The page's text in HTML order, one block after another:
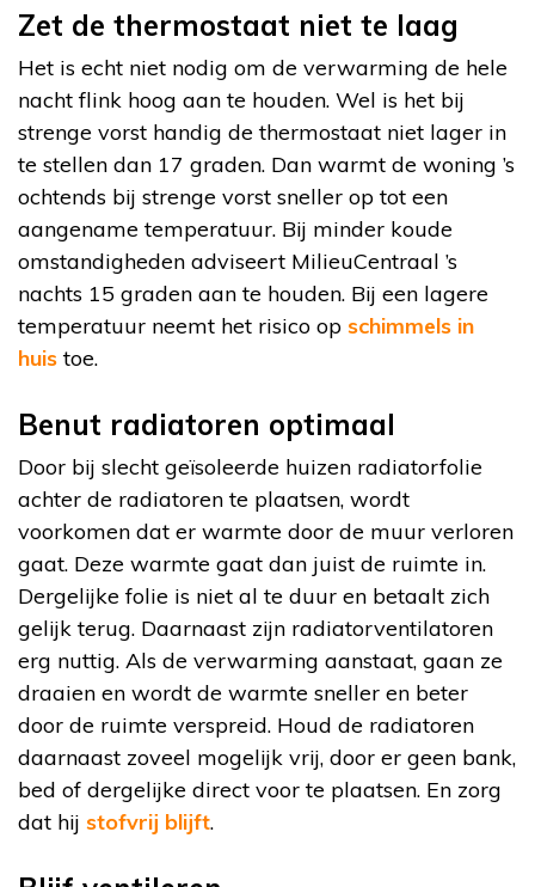
Zet de thermostaat niet te laag
Het is echt niet nodig om de verwarming de hele
nacht flink hoog aan te houden. Wel is het bij
strenge vorst handig de thermostaat niet lager in
te stellen dan 17 graden. Dan warmt de woning ’s
ochtends bij strenge vorst sneller op tot een
aangename temperatuur. Bij minder koude
omstandigheden adviseert MilieuCentraal ’s
nachts 15 graden aan te houden. Bij een lagere
temperatuur neemt het risico op schimmels in
huistoe.
Benut radiatoren optimaal
Door bij slecht geïsoleerde huizen radiatorfolie
achter de radiatoren te plaatsen, wordt
voorkomen dat er warmte door de muur verloren
gaat. Deze warmte gaat dan juist de ruimte in.
Dergelijke folie is niet al te duur en betaalt zich
gelijk terug. Daarnaast zijn radiatorventilatoren
erg nuttig. Als de verwarming aanstaat, gaan ze
draaien en wordt de warmte sneller en beter
door de ruimte verspreid. Houd de radiatoren
daarnaast zoveel mogelijk vrij, door er geen bank,
bed of dergelijke direct voor te plaatsen. En zorg
dat hij stofvrij blijft.